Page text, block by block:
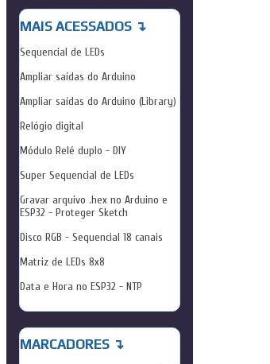
MAIS ACESSADOS ↴
Sequencial de LEDs
Ampliar saídas do Arduino
Ampliar saídas do Arduino (Library)
Relógio digital
Módulo Relé duplo - DIY
Super Sequencial de LEDs
Gravar arquivo .hex no Arduino e
ESP32 - Proteger Sketch
Disco RGB - Sequencial 18 canais
Matriz de LEDs 8x8
Data e Hora no ESP32 - NTP
MARCADORES ↴